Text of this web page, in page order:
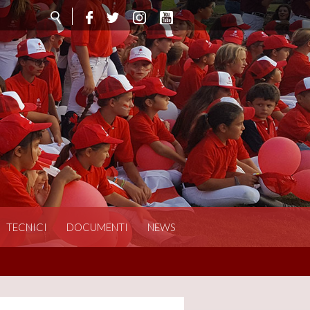
TECNICI DOCUMENTI NEWS